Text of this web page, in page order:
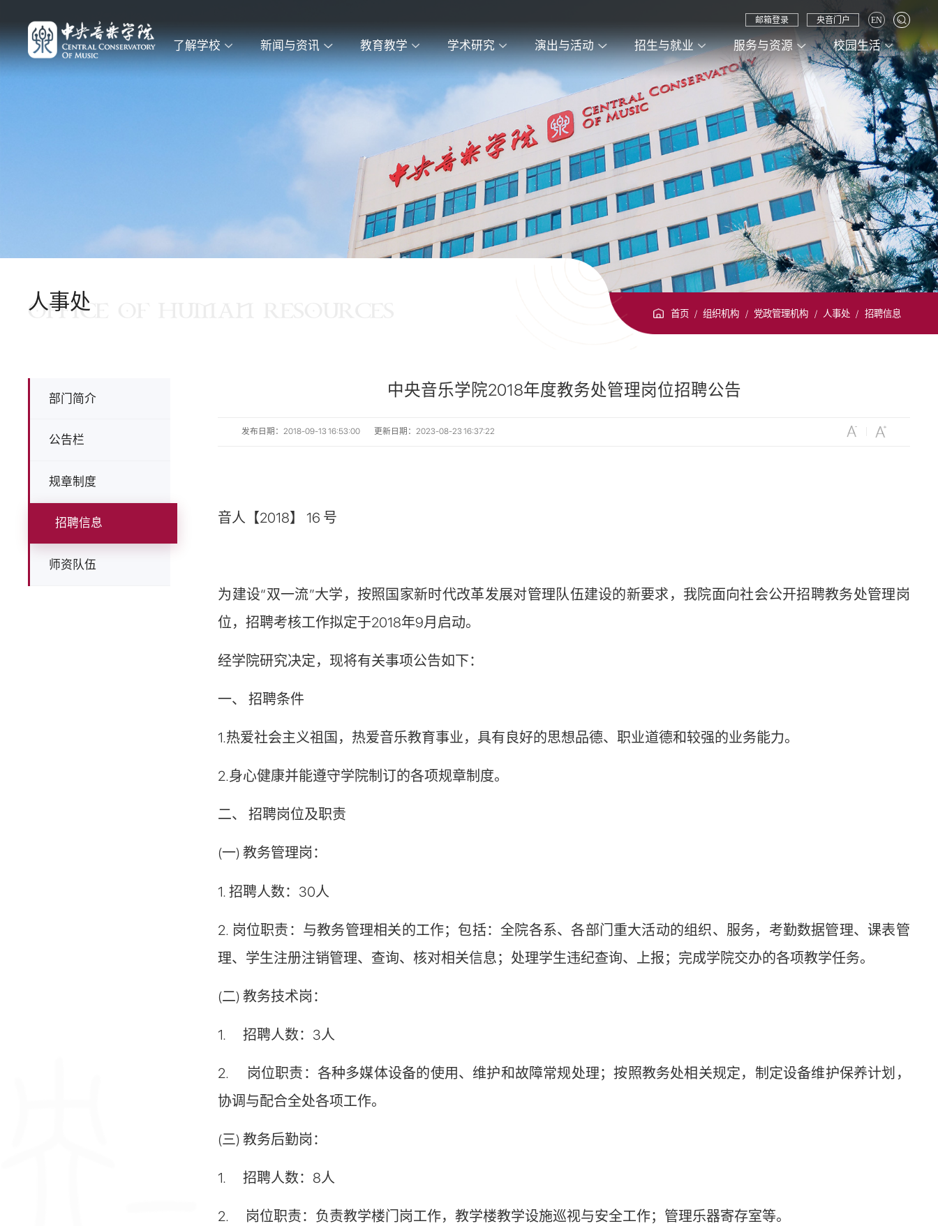
了解学校 新闻与资讯 教育教学 学术研究 演出与活动 招生与就业 服务与资源 校园生活
邮箱登录 央音门户 EN
人事处
OFFICE OF HUMAN RESOURCES 首页 / 组织机构 / 党政管理机构 / 人事处 / 招聘信息
部门简介
公告栏
规章制度
招聘信息
师资队伍
中央音乐学院2018年度教务处管理岗位招聘公告
发布日期：2018-09-13 16:53:00 更新日期：2023-08-23 16:37:22
音人【2018】 16 号
为建设“双一流”大学，按照国家新时代改革发展对管理队伍建设的新要求，我院面向社会公开招聘教务处管理岗
位，招聘考核工作拟定于2018年9月启动。
经学院研究决定，现将有关事项公告如下：
一、招聘条件
1.热爱社会主义祖国，热爱音乐教育事业，具有良好的思想品德、职业道德和较强的业务能力。
2.身心健康并能遵守学院制订的各项规章制度。
二、招聘岗位及职责
(一)教务管理岗：
1.招聘人数：30人
2. 岗位职责：与教务管理相关的工作；包括：全院各系、各部门重大活动的组织、服务，考勤数据管理、课表管
理、学生注册注销管理、查询、核对相关信息；处理学生违纪查询、上报；完成学院交办的各项教学任务。
(二)教务技术岗：
1. 招聘人数：3人
2.
岗位职责：各种多媒体设备的使用、维护和故障常规处理；按照教务处相关规定，制定设备维护保养计划，
协调与配合全处各项工作。
(三)教务后勤岗：
1. 招聘人数：8人
2. 岗位职责：负责教学楼门岗工作，教学楼教学设施巡视与安全工作；管理乐器寄存室等。